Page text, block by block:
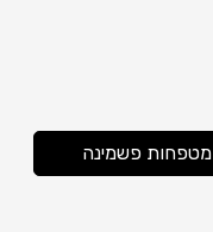
פשמינה